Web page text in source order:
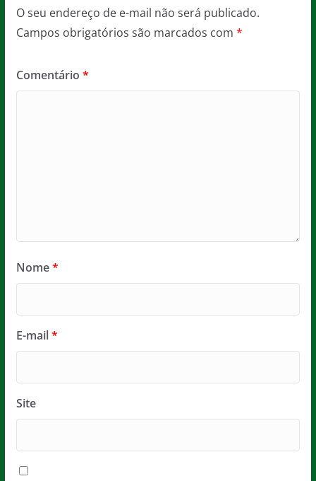
O seu endereço de e-mail não será publicado.
Campos obrigatórios são marcados com *
Comentário *
Nome*
E-mail*
Site